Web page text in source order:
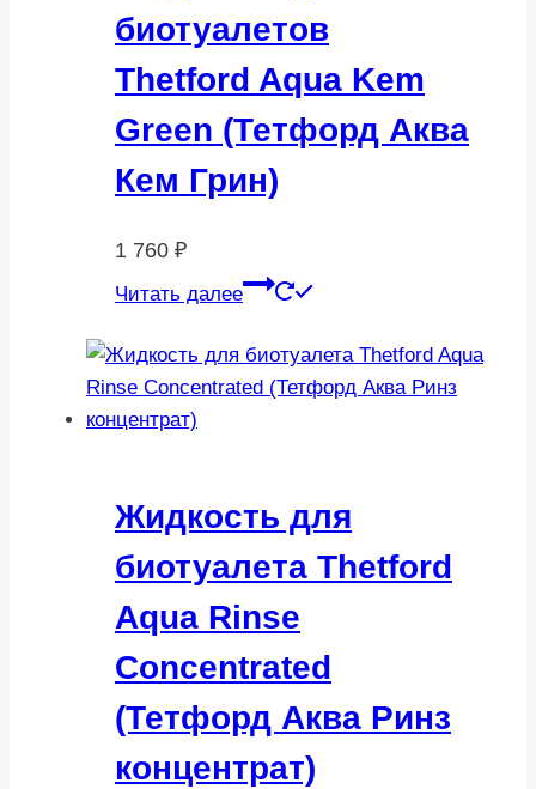
биотуалетов
Thetford Aqua Kem
Green (Тетфорд Аква
Кем Грин)
1 760 ₽
Читать далее
Жидкость для
биотуалета Thetford
Aqua Rinse
Concentrated
(Тетфорд Аква Ринз
концентрат)